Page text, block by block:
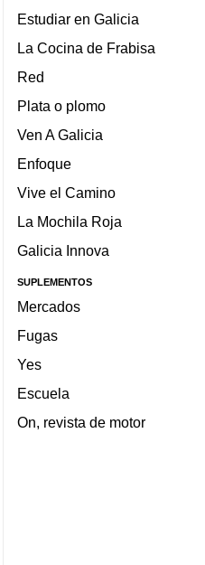
Estudiar en Galicia
La Cocina de Frabisa
Red
Plata o plomo
Ven A Galicia
Enfoque
Vive el Camino
La Mochila Roja
Galicia Innova
SUPLEMENTOS
Mercados
Fugas
Yes
Escuela
On, revista de motor